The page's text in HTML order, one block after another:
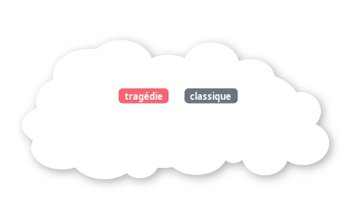
tragédie classique